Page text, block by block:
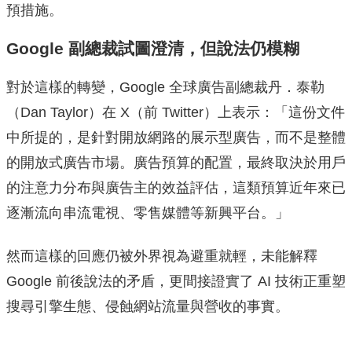
預措施。
Google 副總裁試圖澄清，但說法仍模糊
對於這樣的轉變，Google 全球廣告副總裁丹．泰勒
（Dan Taylor）在 X（前 Twitter）上表示：「這份文件
中所提的，是針對開放網路的展示型廣告，而不是整體
的開放式廣告市場。廣告預算的配置，最終取決於用戶
的注意力分布與廣告主的效益評估，這類預算近年來已
逐漸流向串流電視、零售媒體等新興平台。」
然而這樣的回應仍被外界視為避重就輕，未能解釋
Google 前後說法的矛盾，更間接證實了 AI 技術正重塑
搜尋引擎生態、侵蝕網站流量與營收的事實。